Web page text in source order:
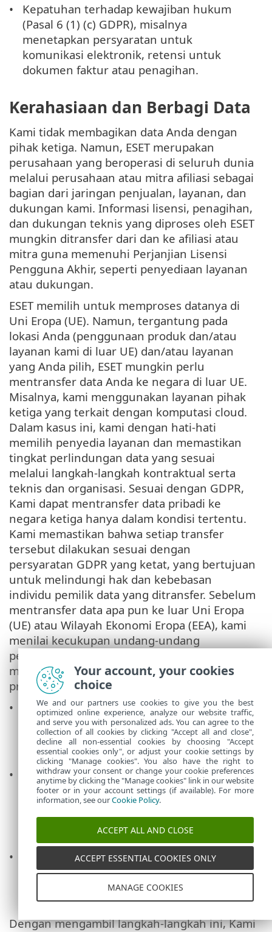
Kepatuhan terhadap kewajiban hukum
(Pasal 6 (1) (c) GDPR), misalnya
menetapkan persyaratan untuk
komunikasi elektronik, retensi untuk
dokumen faktur atau penagihan.
Kerahasiaan dan Berbagi Data
Kami tidak membagikan data Anda dengan
pihak ketiga. Namun, ESET merupakan
perusahaan yang beroperasi di seluruh dunia
melalui perusahaan atau mitra afiliasi sebagai
bagian dari jaringan penjualan, layanan, dan
dukungan kami. Informasi lisensi, penagihan,
dan dukungan teknis yang diproses oleh ESET
mungkin ditransfer dari dan ke afiliasi atau
mitra guna memenuhi Perjanjian Lisensi
Pengguna Akhir, seperti penyediaan layanan
atau dukungan.
ESET memilih untuk memproses datanya di
Uni Eropa (UE). Namun, tergantung pada
lokasi Anda (penggunaan produk dan/atau
layanan kami di luar UE) dan/atau layanan
yang Anda pilih, ESET mungkin perlu
mentransfer data Anda ke negara di luar UE.
Misalnya, kami menggunakan layanan pihak
ketiga yang terkait dengan komputasi cloud.
Dalam kasus ini, kami dengan hati-hati
memilih penyedia layanan dan memastikan
tingkat perlindungan data yang sesuai
melalui langkah-langkah kontraktual serta
teknis dan organisasi. Sesuai dengan GDPR,
Kami dapat mentransfer data pribadi ke
negara ketiga hanya dalam kondisi tertentu.
Kami memastikan bahwa setiap transfer
tersebut dilakukan sesuai dengan
persyaratan GDPR yang ketat, yang bertujuan
untuk melindungi hak dan kebebasan
individu pemilik data yang ditransfer. Sebelum
mentransfer data apa pun ke luar Uni Eropa
(UE) atau Wilayah Ekonomi Eropa (EEA), kami
menilai kecukupan undang-undang
perlindungan data negara penerima dan
mempertimbangkan untuk menerapkan
proteksi yang sesuai, seperti:
Kami mengevaluasi apakah negara
penerima memiliki tingkat proteksi data
yang memadai, berdasarkan penilaian
Komisi Eropa.
Kami menggunakan SCC yang disetujui
untuk mengikat kedua belah pihak secara
kontraktual dan memastikan bahwa
penerima memproses data pribadi sesuai
dengan persyaratan GDPR.
Kami mengandalkan tata tertib atau
mekanisme sertifikasi yang diakui yang
menunjukkan kepatuhan terhadap
persyaratan proteksi data.
Dengan mengambil langkah-langkah ini, Kami
Your account, your cookies
choice
We and our partners use cookies to give you the best
optimized online experience, analyze our website traffic,
and serve you with personalized ads. You can agree to the
collection of all cookies by clicking "Accept all and close",
decline all non-essential cookies by choosing "Accept
essential cookies only", or adjust your cookie settings by
clicking "Manage cookies". You also have the right to
withdraw your consent or change your cookie preferences
anytime by clicking the "Manage cookies" link in our website
footer or in your account settings (if available). For more
information, see ourCookie Policy.
ACCEPT ALL AND CLOSE
ACCEPT ESSENTIAL COOKIES ONLY
MANAGE COOKIES